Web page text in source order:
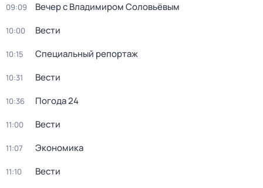
09:09 Вечер с Владимиром Соловьёвым
10:00 Вести
10:15 Специальный репортаж
10:31 Вести
10:36 Погода 24
11:00 Вести
11:07 Экономика
11:10 Вести